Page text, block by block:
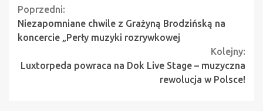
Continue
Reading
Poprzedni:
Niezapomniane chwile z Grażyną Brodzińską na
koncercie „Perły muzyki rozrywkowej
Kolejny:
Luxtorpeda powraca na Dok Live Stage – muzyczna
rewolucja w Polsce!